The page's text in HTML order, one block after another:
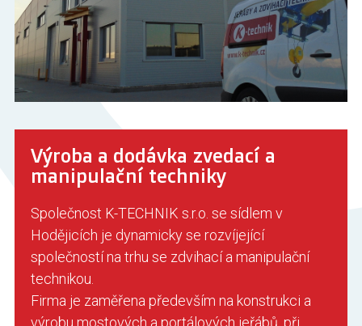
Výroba a dodávka zvedací a
manipulační techniky
Společnost K-TECHNIK s.r.o. se sídlem v
Hodějicích je dynamicky se rozvíjející
společností na trhu se zdvihací a manipulační
technikou.
Firma je zaměřena především na konstrukci a